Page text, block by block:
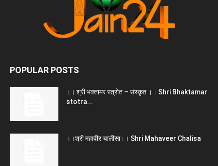
POPULAR POSTS
।। श्री भक्तामर स्त्रोत – संस्कृत ।। Shri Bhaktamar
stotra...
।।श्री महावीर चालीसा।। Shri Mahaveer Chalisa